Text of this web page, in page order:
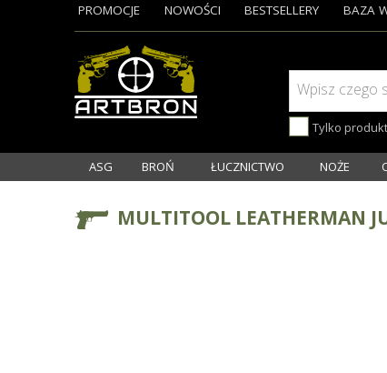
Wpisz czego
Tylko
PROMOCJE NOWOŚCI BESTSELLERY BAZA
ASG BROŃ ŁUCZNICTWO NOŻE
MULTITOOL LEATHERMAN